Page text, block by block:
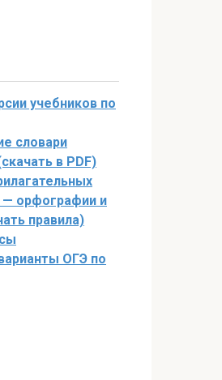
учебников по
словари
в PDF)
— орфографии и
правила)
ОГЭ по